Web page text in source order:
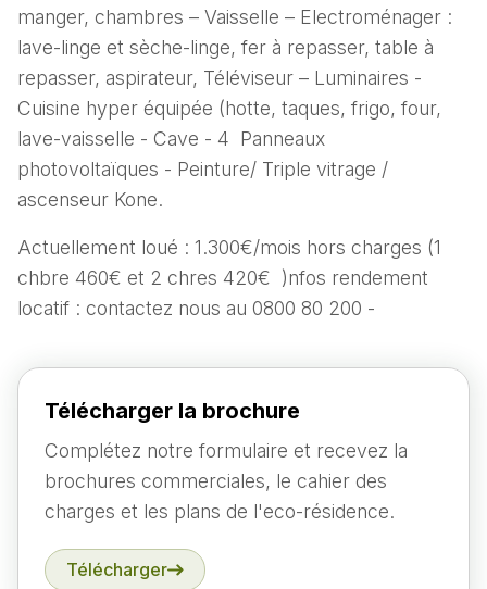
manger, chambres – Vaisselle – Electroménager :
lave-linge et sèche-linge, fer à repasser, table à
repasser, aspirateur, Téléviseur – Luminaires -
Cuisine hyper équipée (hotte, taques, frigo, four,
lave-vaisselle - Cave - 4 Panneaux
photovoltaïques - Peinture/ Triple vitrage /
ascenseur Kone.
Actuellement loué : 1.300€/mois hors charges (1
chbre 460€ et 2 chres 420€ )nfos rendement
locatif : contactez nous au 0800 80 200 -
Télécharger la brochure
Complétez notre formulaire et recevez la
brochures commerciales, le cahier des
charges et les plans de l'eco-résidence.
Télécharger